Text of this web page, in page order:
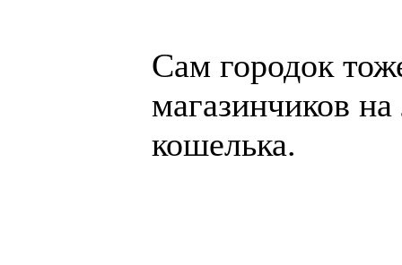
Сам городок
магазинчиков
кошелька.